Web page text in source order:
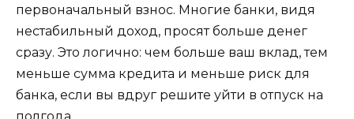
первоначальный взнос. Многие банки, видя
нестабильный доход, просят больше денег
сразу. Это логично: чем больше ваш вклад, тем
меньше сумма кредита и меньше риск для
банка, если вы вдруг решите уйти в отпуск на